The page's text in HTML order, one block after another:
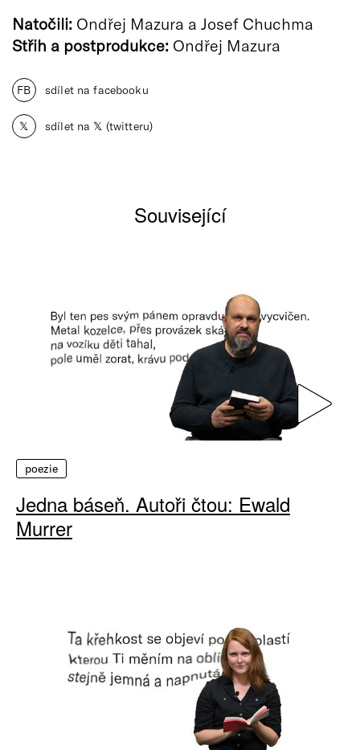
Natočili: Ondřej Mazura a Josef Chuchma
Střih a postprodukce: Ondřej Mazura
FB sdílet na facebooku
𝕏 sdílet na 𝕏 (twitteru)
Související
poezie
Jedna báseň. Autoři čtou: Ewald
Murrer